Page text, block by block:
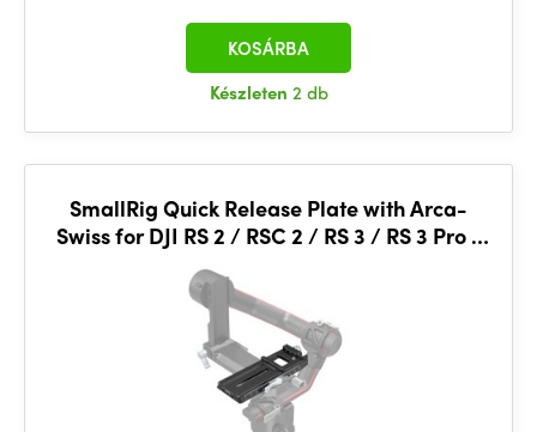
Készleten 2 db
KOSÁRBA
SmallRig Quick Release Plate with Arca-
Swiss for DJI RS 2 / RSC 2 / RS 3 / RS 3 Pro /
DJI RS 4 / DJI RS 4 Pro 3061